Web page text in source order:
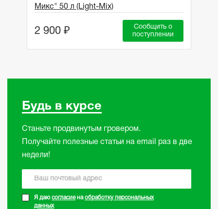
Микс" 50 л (Light-Mix)
2 900 ₽
Сообщить о
поступлении
Будь в курсе
Станьте продвинутым гровером.
Получайте полезные статьи на email раз в две
недели!
Я даюсогласиенаобработку персональных
данных